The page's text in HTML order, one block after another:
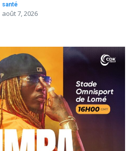
santé
août 7, 2026